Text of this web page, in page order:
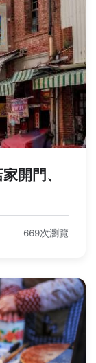
開門、
669次瀏覽